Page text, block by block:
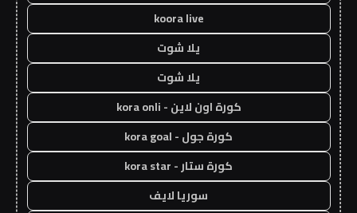
koora live
يلا شوت
يلا شوت
كورة اون لاين - kora onli
كورة جول - kora goal
كورة ستار - kora star
سوريا لايف